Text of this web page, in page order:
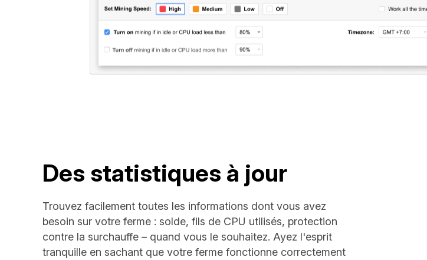
Des statistiques à jour
Trouvez facilement toutes les informations dont vous avez
besoin sur votre ferme : solde, fils de CPU utilisés, protection
contre la surchauffe – quand vous le souhaitez. Ayez l'esprit
tranquille en sachant que votre ferme fonctionne correctement